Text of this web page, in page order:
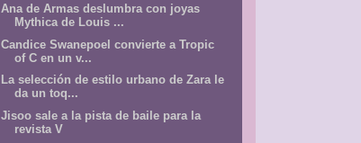
Ana de Armas deslumbra con joyas
Mythica de Louis ...
Candice Swanepoel convierte a Tropic
of C en un v...
La selección de estilo urbano de Zara le
da un toq...
Jisoo sale a la pista de baile para la
revista V